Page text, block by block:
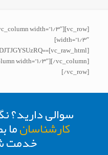
width=”1/3″]
width=”1/3″][/vc_column]
[/vc_row]
سوالی دارید؟
کارشناسانما
خدمت